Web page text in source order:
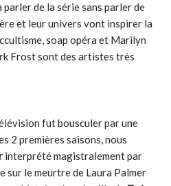
parler de la série sans parler de
et leur univers vont inspirer la
soap opéra et Marilyn
Frost sont des artistes très
fut bousculer par une
2 premières saisons, nous
interprété magistralement par
sur le meurtre de Laura Palmer